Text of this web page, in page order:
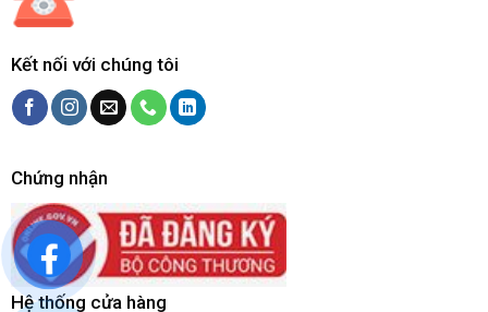
Kết nối với chúng tôi
Chứng nhận
Hệ thống cửa hàng